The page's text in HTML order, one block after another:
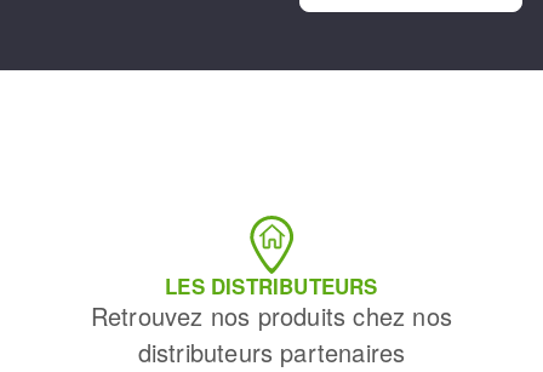
LES DISTRIBUTEURS
Retrouvez nos produits chez nos
distributeurs partenaires